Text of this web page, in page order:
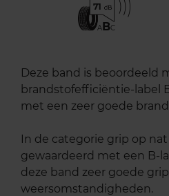
71
ABC
Deze band is beoordeeld
brandstofefficiëntie-label
met een zeer goede
In de categorie grip op
gewaardeerd met een B-
deze band zeer goede
weersomstandigheden.